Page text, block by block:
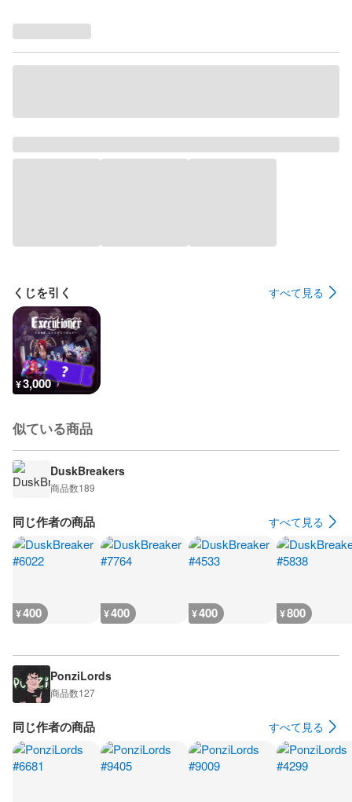
くじを引く すべて見る
¥3,000
似ている商品
DuskBreakers
商品数189
同じ作者の商品 すべて見る
¥400 ¥400 ¥400 ¥800
PonziLords
商品数127
同じ作者の商品 すべて見る